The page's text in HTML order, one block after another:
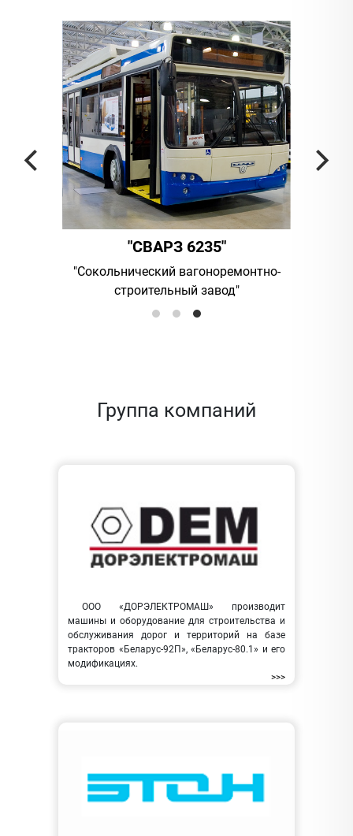
"СВАРЗ 6235"
"Сокольнический вагоноремонтно-
строительный завод"
Группа компаний
ООО «ДОРЭЛЕКТРОМАШ» производит
машины и оборудование для строительства и
обслуживания дорог и территорий на базе
тракторов «Беларус-92П», «Беларус-80.1» и его
модификациях.
>>>